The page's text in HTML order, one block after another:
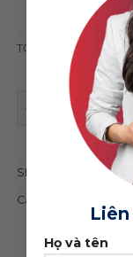
Liên
Họ và tên
TỔNG CỘNG
Theme
SKU:
Category: